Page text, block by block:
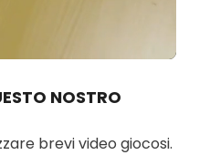
NOSTRO
brevi video giocosi.